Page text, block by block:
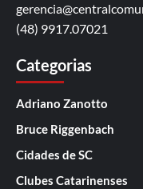
(48) 9917.07021
Categorias
Adriano Zanotto
Bruce Riggenbach
Cidades de SC
Clubes Catarinenses